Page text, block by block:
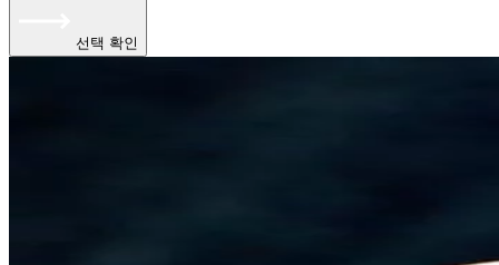
선택 확인